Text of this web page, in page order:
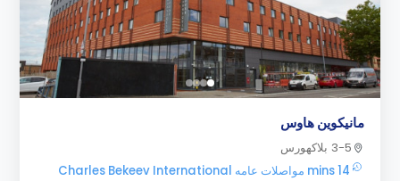
مانيكوين هاوس
3-5 بلاكهورس
14 mins مواصلات عامه Charles Bekeev International